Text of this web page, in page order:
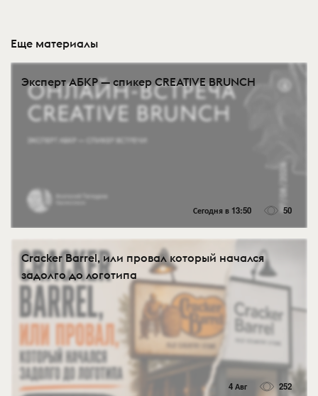
Еще материалы
Эксперт АБКР — спикер CREATIVE BRUNCH
Сегодня в 13:50 50
Cracker Barrel, или провал который начался
задолго до логотипа
4 Авг 252